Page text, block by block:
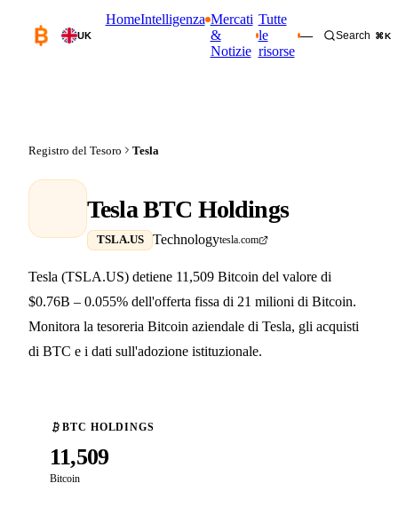
UK
HomeIntelligenza Mercati
&
Notizie
Tutte
le
risorse
— Search ⌘K
Registro del Tesoro Tesla
Tesla BTC Holdings
TSLA.US Technologytesla.com
Tesla (TSLA.US) detiene 11,509 Bitcoin del valore di
$0.76B – 0.055% dell'offerta fissa di 21 milioni di Bitcoin.
Monitora la tesoreria Bitcoin aziendale di Tesla, gli acquisti
di BTC e i dati sull'adozione istituzionale.
BTC HOLDINGS
11,509
Bitcoin